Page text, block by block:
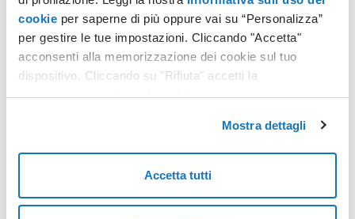
cookie per saperne di più oppure vai su “Personalizza”
per gestire le tue impostazioni. Cliccando "Accetta"
acconsenti alla memorizzazione dei cookie sul tuo
dispositivo. Cliccando su "Rifiuta" accetti la
memorizzazione dei soli cookie necessari.
Mostra dettagli
Accetta tutti
HOSTING
un’attività quotidiana per chi usa Aruba Mail: appuntamenti,
essere sempre disponibili sui propri dispositivi.
Leggi tutto